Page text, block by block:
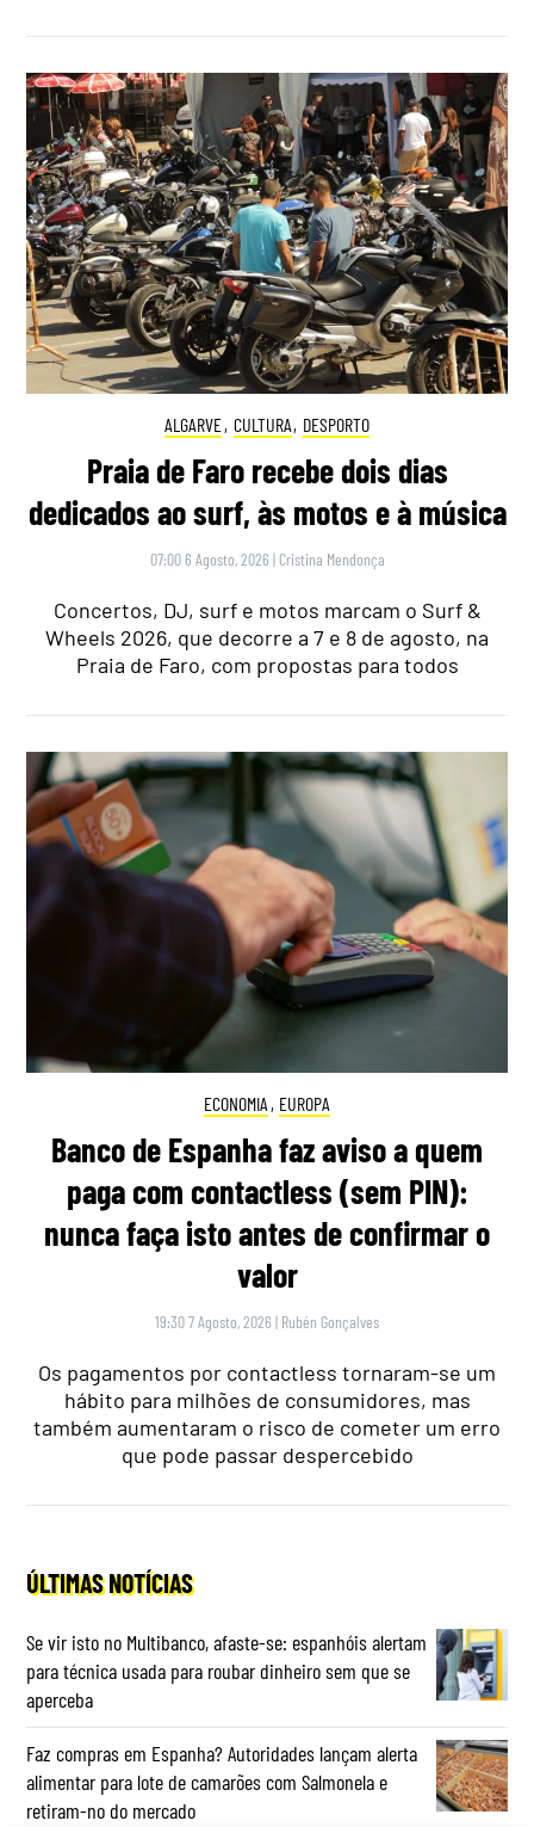
ALGARVE, CULTURA, DESPORTO
Praia de Faro recebe dois dias
dedicados ao surf, às motos e à música
07:00 6 Agosto, 2026 | Cristina Mendonça
Concertos, DJ, surf e motos marcam o Surf &
Wheels 2026, que decorre a 7 e 8 de agosto, na
Praia de Faro, com propostas para todos
ECONOMIA , EUROPA
Banco de Espanha faz aviso a quem
paga com contactless (sem PIN):
nunca faça isto antes de confirmar o
valor
19:30 7 Agosto, 2026 | Rubén Gonçalves
Os pagamentos por contactless tornaram-se um
hábito para milhões de consumidores, mas
também aumentaram o risco de cometer um erro
que pode passar despercebido
ÚLTIMAS NOTÍCIAS
Se vir isto no Multibanco, afaste-se: espanhóis alertam
para técnica usada para roubar dinheiro sem que se
aperceba
Faz compras em Espanha? Autoridades lançam alerta
alimentar para lote de camarões com Salmonela e
retiram-no do mercado